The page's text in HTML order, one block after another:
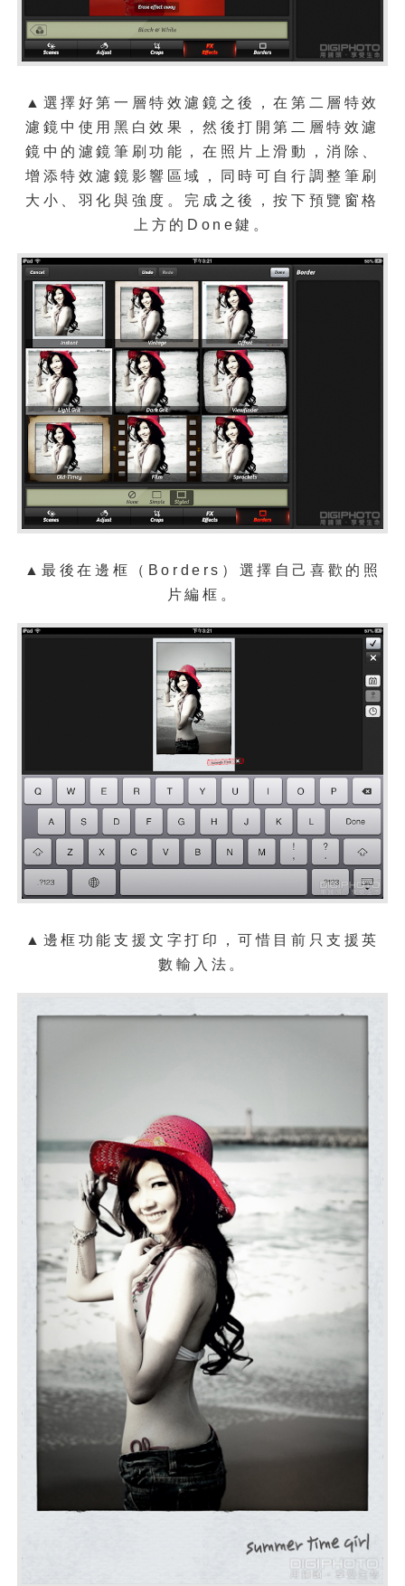
▲選擇好第一層特效濾鏡之後，在第二層 特效
濾鏡中使用黑白效果，然後打開第二層特效濾
鏡中的濾鏡筆刷功能，在照片上滑動，消除、
增添特效濾鏡影響區域，同時可自行調整筆刷
大小、羽化與強度。完成之後，按下預覽窗格
上方的Done鍵 。
▲最後在邊框（Borders）選擇自己喜歡的照
片編框。
▲ 邊框功能支援文字打印，可惜目前只支援英
數輸入法。